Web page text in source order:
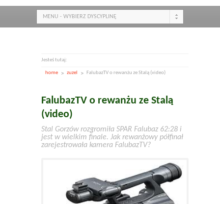
MENU - WYBIERZ DYSCYPLINĘ
Jesteś tutaj:
home zuzel FalubazTV o rewanżu ze Stalą (video)
FalubazTV o rewanżu ze Stalą
(video)
Stal Gorzów rozgromiła SPAR Falubaz 62:28 i
jest w wielkim finale. Jak rewanżowy półfinał
zarejestrowała kamera FalubazTV?